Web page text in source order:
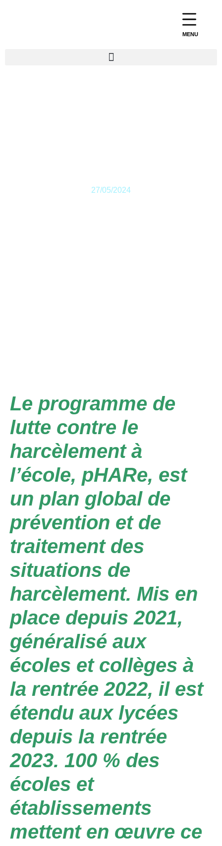
MENU
27/05/2024
Le programme de
lutte contre le
harcèlement à
l’école, pHARe, est
un plan global de
prévention et de
traitement des
situations de
harcèlement. Mis en
place depuis 2021,
généralisé aux
écoles et collèges à
la rentrée 2022, il est
étendu aux lycées
depuis la rentrée
2023. 100 % des
écoles et
établissements
mettent en œuvre ce